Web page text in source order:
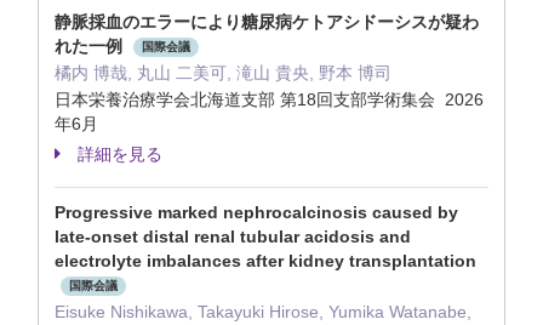
静脈採血のエラーにより糖尿病ケトアシドーシスが疑わ
れた一例
国際会議
橘内 博哉, 丸山 二美可, 滝山 貴央, 野本 博司
日本栄養治療学会北海道支部 第18回支部学術集会 2026
年6月
詳細を見る
Progressive marked nephrocalcinosis caused by
late-onset distal renal tubular acidosis and
electrolyte imbalances after kidney transplantation
国際会議
Eisuke Nishikawa, Takayuki Hirose, Yumika Watanabe,